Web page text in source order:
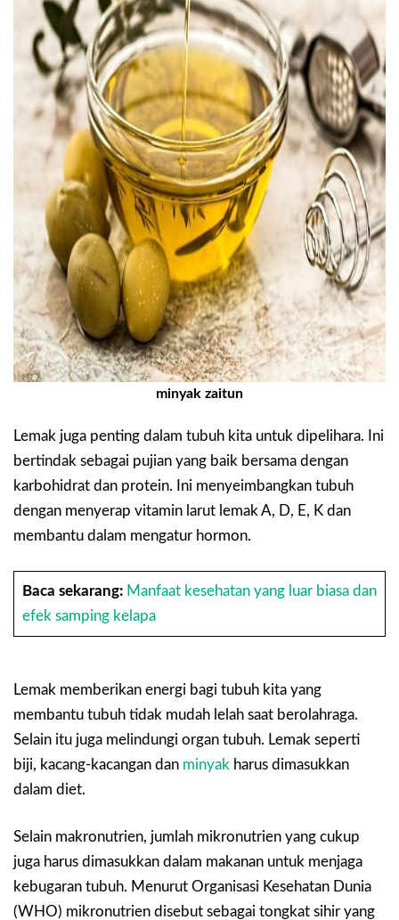
minyak zaitun
Lemak juga penting dalam tubuh kita untuk dipelihara. Ini
bertindak sebagai pujian yang baik bersama dengan
karbohidrat dan protein. Ini menyeimbangkan tubuh
dengan menyerap vitamin larut lemak A, D, E, K dan
membantu dalam mengatur hormon.
Baca sekarang: Manfaat kesehatan yang luar biasa dan
efek samping kelapa
Lemak memberikan energi bagi tubuh kita yang
membantu tubuh tidak mudah lelah saat berolahraga.
Selain itu juga melindungi organ tubuh. Lemak seperti
biji, kacang-kacangan dan minyak harus dimasukkan
dalam diet.
Selain makronutrien, jumlah mikronutrien yang cukup
juga harus dimasukkan dalam makanan untuk menjaga
kebugaran tubuh. Menurut Organisasi Kesehatan Dunia
(WHO) mikronutrien disebut sebagai tongkat sihir yang